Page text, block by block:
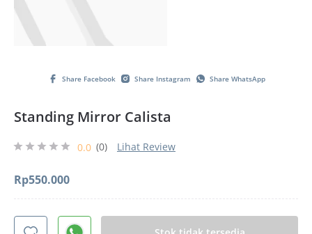
Share Facebook Share Instagram Share WhatsApp
Standing Mirror Calista
0.0 (0) Lihat Review
Rp550.000